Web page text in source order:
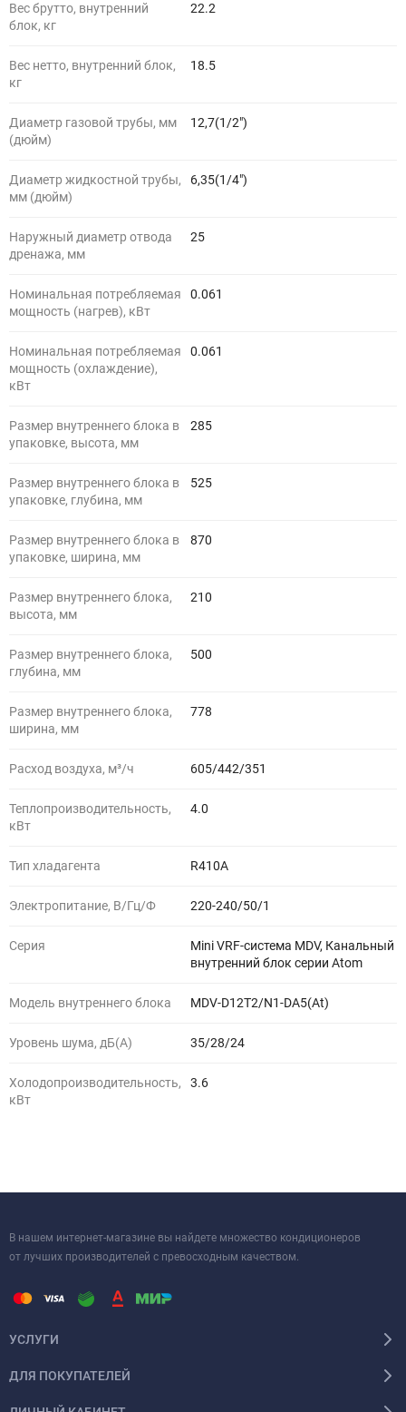
Вес брутто, внутренний
блок, кг
22.2
Вес нетто, внутренний блок,
кг
18.5
Диаметр газовой трубы, мм
(дюйм)
12,7(1/2")
Диаметр жидкостной трубы,
мм (дюйм)
6,35(1/4")
Наружный диаметр отвода
дренажа, мм
25
Номинальная потребляемая
мощность (нагрев), кВт
0.061
Номинальная потребляемая
мощность (охлаждение),
кВт
0.061
Размер внутреннего блока в
упаковке, высота, мм
285
Размер внутреннего блока в
упаковке, глубина, мм
525
Размер внутреннего блока в
упаковке, ширина, мм
870
Размер внутреннего блока,
высота, мм
210
Размер внутреннего блока,
глубина, мм
500
Размер внутреннего блока,
ширина, мм
778
Расход воздуха, м³/ч 605/442/351
Теплопроизводительность,
кВт
4.0
Тип хладагента R410A
Электропитание, В/Гц/Ф 220-240/50/1
Серия
Mini VRF-система MDV, Канальный
внутренний блок серии Atom
Модель внутреннего блока MDV-D12T2/N1-DA5(At)
Уровень шума, дБ(A) 35/28/24
Холодопроизводительность,
кВт
3.6
В нашем интернет-магазине вы найдете множество кондиционеров
от лучших производителей с превосходным качеством.
УСЛУГИ
ДЛЯ ПОКУПАТЕЛЕЙ